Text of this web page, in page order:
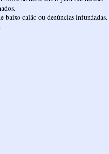
baixo calão ou denúncias